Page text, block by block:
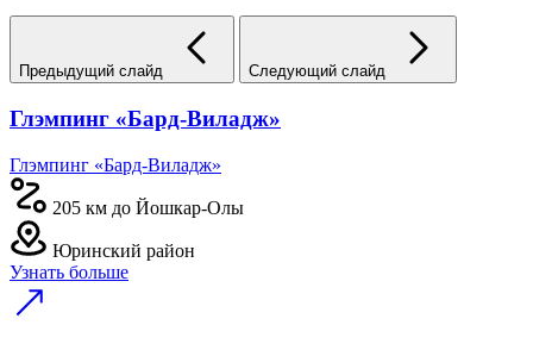
Предыдущий слайд Следующий слайд
Глэмпинг «Бард-Виладж»
Глэмпинг «Бард-Виладж»
205 км до Йошкар-Олы
Юринский район
Узнать больше